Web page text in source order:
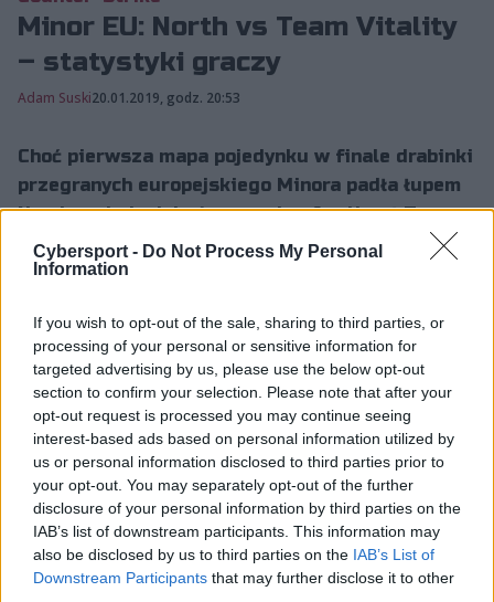
Cybersport - Do Not Process My Personal
Information
If you wish to opt-out of the sale, sharing to third parties, or
processing of your personal or sensitive information for
targeted advertising by us, please use the below opt-out
section to confirm your selection. Please note that after your
opt-out request is processed you may continue seeing
interest-based ads based on personal information utilized by
us or personal information disclosed to third parties prior to
your opt-out. You may separately opt-out of the further
disclosure of your personal information by third parties on the
IAB’s list of downstream participants. This information may
also be disclosed by us to third parties on the IAB’s List of
Downstream Participants that may further disclose it to other
Minor EU: North vs Team Vitality
– statystyki graczy
Adam Suski20.01.2019, godz. 20:53
Choć pierwsza mapa pojedynku w finale drabinki
przegranych europejskiego Minora padła łupem
North, to jednak końcowy triumf zaliczył Team
Vitality. Fo...
Choć pierwsza mapa pojedynku w finale drabinki
przegranych europejskiego Minora padła łupem
North, to jednak końcowy triumf zaliczył Team Vitality.
Formacja z czwórką Francuzów na pokładzie pokazała
pazur i w kolejnych bataliach była prawie nie do
zatrzymania. Świetny mecz zaliczył Mathieu "ZywOo"
Herbaut. 18-latek strzelał jak natchniony i w
ostatecznym rozrachunku pokonał w liczbie zdobytych
zabójstw Valdemara "valde" Bjørna Vangså, który po
samym Mirage'u mógł pochwalić się zdobyciem aż 40
fragów.